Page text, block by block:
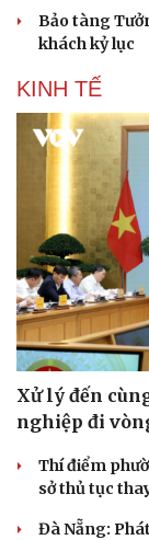
Bảo tàng
khách kỷ lục
KINH TẾ
Xử lý đến
nghiệp đi
Thí điểm
sở thủ tục
Đà Nẵng: